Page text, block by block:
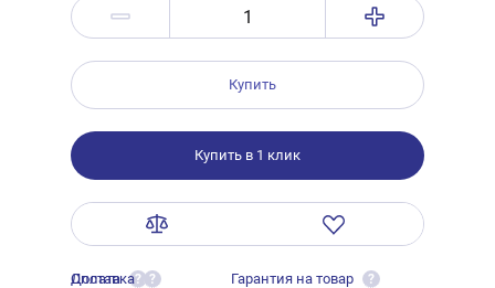
Купить
Купить в 1 клик
Оплата ?
Доставка ? Гарантия на товар ?